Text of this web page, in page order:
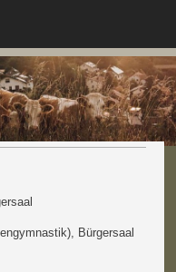
Bürgersaal